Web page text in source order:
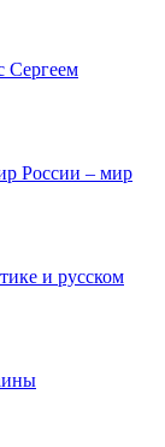
Сергеем
России – мир
и русском